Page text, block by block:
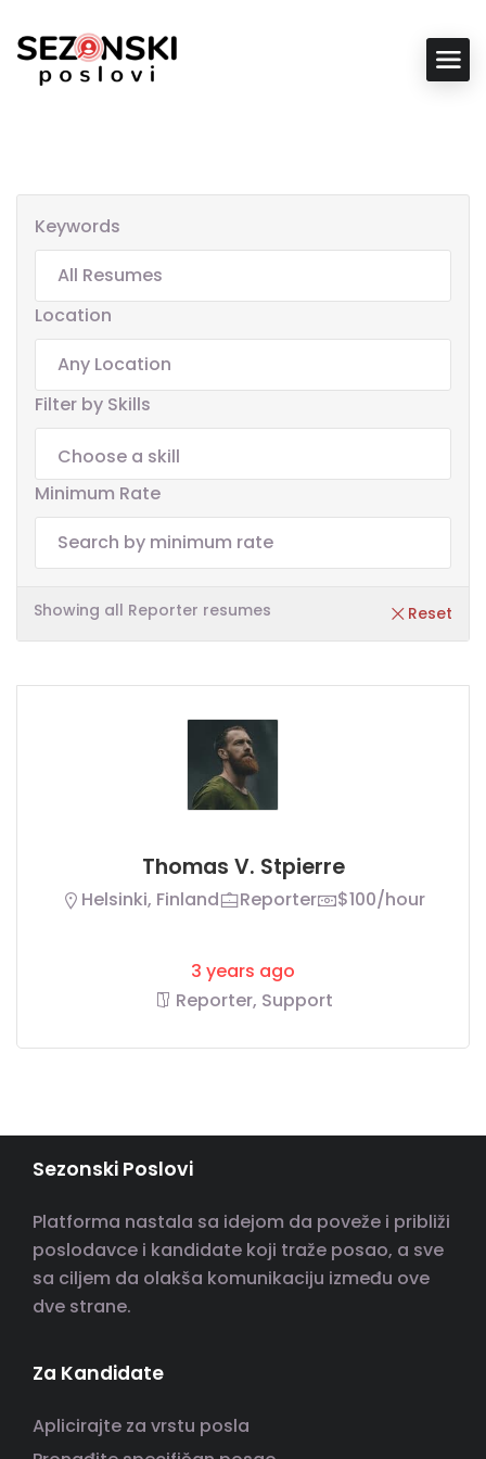
Keywords
Location
Filter by Skills
Minimum Rate
Showing all Reporter resumes Reset
Thomas V. Stpierre
Helsinki, Finland Reporter $100/hour
3 years ago
Reporter, Support
Sezonski Poslovi
Platforma nastala sa idejom da poveže i približi
poslodavce i kandidate koji traže posao, a sve
sa ciljem da olakša komunikaciju između ove
dve strane.
Za Kandidate
Aplicirajte za vrstu posla